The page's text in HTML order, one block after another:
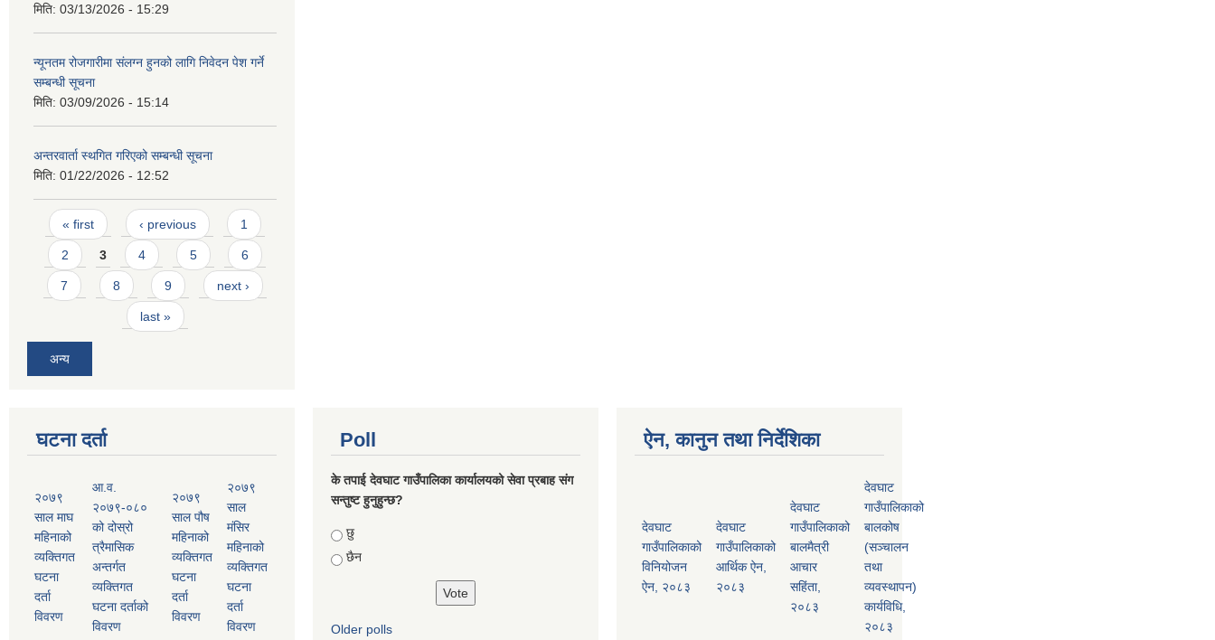
मिति: 03/13/2026 - 15:29
न्यूनतम रोजगारीमा संलग्न हुनको लागि निवेदन पेश गर्ने
सम्बन्धी सूचना
मिति: 03/09/2026 - 15:14
अन्तरवार्ता स्थगित गरिएको सम्बन्धी सूचना
मिति: 01/22/2026 - 12:52
Pages
« first ‹ previous 1
2 3 4 5 6
7 8 9 next ›
last »
अन्य
घटना दर्ता
२०७९
साल माघ
महिनाको
व्यक्तिगत
घटना
दर्ता
विवरण
आ.व.
२०७९-०८०
को दोस्रो
त्रैमासिक
अन्तर्गत
व्यक्तिगत
घटना दर्ताको
विवरण
२०७९
साल पौष
महिनाको
व्यक्तिगत
घटना
दर्ता
विवरण
२०७९
साल
मंसिर
महिनाको
व्यक्तिगत
घटना
दर्ता
विवरण
Poll
के तपाई देवघाट गाउँपालिका कार्यालयको सेवा प्रबाह संग
सन्तुष्ट हुनुहुन्छ?
Choices
छु
छैन
Older polls
ऐन, कानुन तथा निर्देशिका
देवघाट
गाउँपालिकाको
विनियोजन
ऐन, २०८३
देवघाट
गाउँपालिकाको
आर्थिक ऐन,
२०८३
देवघाट
गाउँपालिकाको
बालमैत्री
आचार
सहिंता,
२०८३
देवघाट
गाउँपालिकाको
बालकोष
(सञ्चालन
तथा
व्यवस्थापन)
कार्यविधि,
२०८३